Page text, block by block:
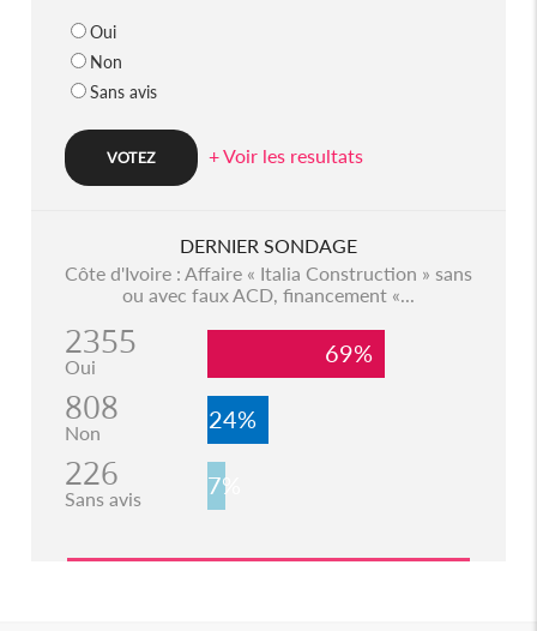
Oui
Non
Sans avis
+ Voir les resultats
DERNIER SONDAGE
Côte d'Ivoire : Affaire « Italia Construction » sans
ou avec faux ACD, financement «...
2355
Oui 69%
808
Non 24%
226
Sans avis 7%